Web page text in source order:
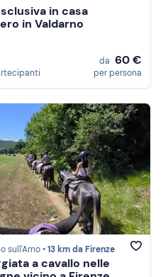
in casa
in Valdarno
da 60 €
per persona
sull'Arno •13 km da Firenze
a cavallo nelle